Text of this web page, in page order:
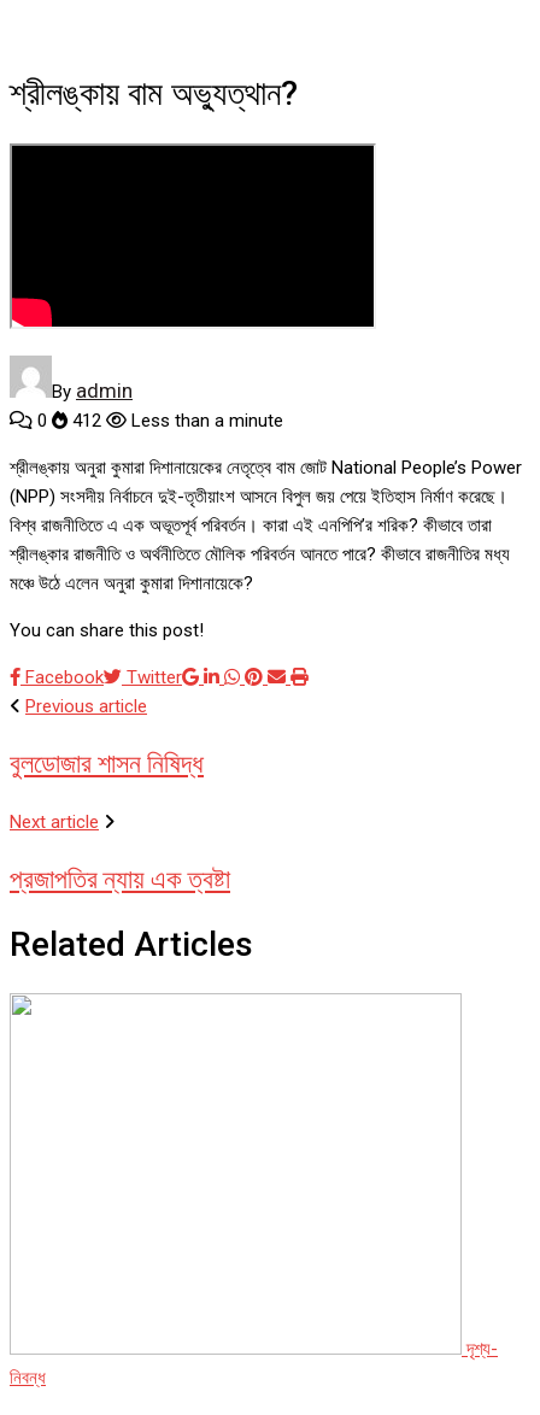
শ্রীলঙ্কায় বাম অভ্যুত্থান?
By admin
0 412 Less than a minute
শ্রীলঙ্কায় অনুরা কুমারা দিশানায়েকের নেতৃত্বে বাম জোট National People’s Power
(NPP) সংসদীয় নির্বাচনে দুই-তৃতীয়াংশ আসনে বিপুল জয় পেয়ে ইতিহাস নির্মাণ করেছে।
বিশ্ব রাজনীতিতে এ এক অভূতপূর্ব পরিবর্তন। কারা এই এনপিপি’র শরিক? কীভাবে তারা
শ্রীলঙ্কার রাজনীতি ও অর্থনীতিতে মৌলিক পরিবর্তন আনতে পারে? কীভাবে রাজনীতির মধ্য
মঞ্চে উঠে এলেন অনুরা কুমারা দিশানায়েকে?
You can share this post!
Facebook Twitter Google+
LinkedIn
Whatsapp
Pinterest
Share
Print
Previous article
বুলডোজার শাসন নিষিদ্ধ
Next article
প্রজাপতির ন্যায় এক ত্বষ্টা
Related Articles
দৃশ্য-
নিবন্ধ